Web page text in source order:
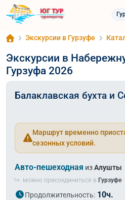
Экскурсии в Гурзуфе
Экскурсии в
Гурзуфа 2026
Балаклавская бухта и
Маршрут временно
сезонных условий.
Авто-пешеходная изАлушты
можно присоединиться в Гурзуфе
Продолжительность: 10ч.